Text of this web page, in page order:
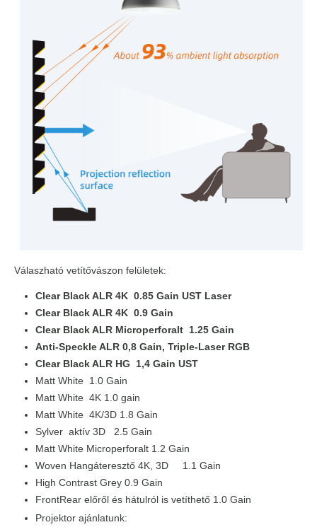
Válaszható vetítővászon felületek:
Clear Black ALR 4K 0.85 Gain UST Laser
Clear Black ALR 4K 0.9 Gain
Clear Black ALR Microperforalt 1.25 Gain
Anti-Speckle ALR 0,8 Gain, Triple-Laser RGB
Clear Black ALR HG 1,4 Gain UST
Matt White 1.0 Gain
Matt White 4K 1.0 gain
Matt White 4K/3D 1.8 Gain
Sylver aktív 3D 2.5 Gain
Matt White Microperforalt 1.2 Gain
Woven Hangáteresztő 4K, 3D 1.1 Gain
High Contrast Grey 0.9 Gain
FrontRear előről és hátulról is vetíthető 1.0 Gain
Projektor ajánlatunk: